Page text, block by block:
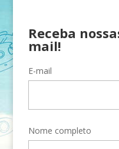
Receba
mail!
E-mail
Nome completo